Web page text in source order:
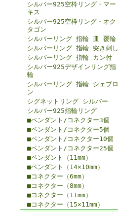
シルバー925空枠リング・マー
キス
シルバー925空枠リング・オク
タゴン
シルバーリング 指輪 皿 覆輪
シルバーリング 指輪 突き刺し
シルバーリング 指輪 カン付
シルバー925デザインリング指
輪
シルバーリング 指輪 シェブロ
ン
シグネットリング シルバー
シルバー925指輪リング
■ペンダント/コネクター3個
■ペンダント/コネクター5個
■ペンダント/コネクター10個
■ペンダント/コネクター25個
■ペンダント（11mm）
■ペンダント（14×10mm）
■コネクター（6mm）
■コネクター（8mm）
■コネクター（11mm）
■コネクター（15×11mm）